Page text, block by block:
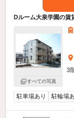
Dルーム大泉学園の賃
すべての写真
3
駐車場あり 駐輪場